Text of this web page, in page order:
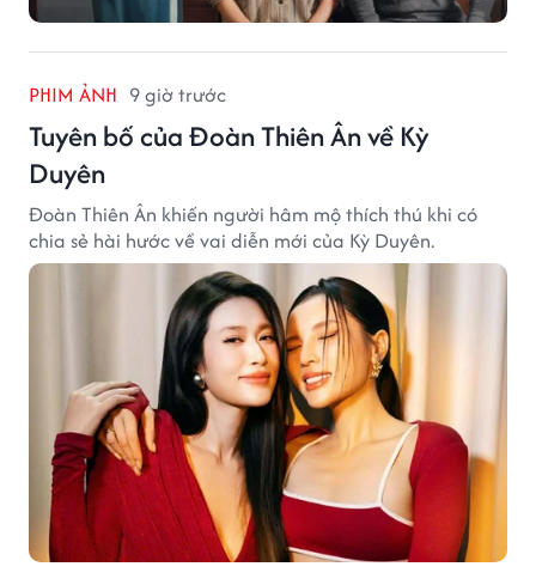
PHIM ẢNH 9 giờ trước
Tuyên bố của Đoàn Thiên Ân về Kỳ
Duyên
Đoàn Thiên Ân khiến người hâm mộ thích thú khi có
chia sẻ hài hước về vai diễn mới của Kỳ Duyên.